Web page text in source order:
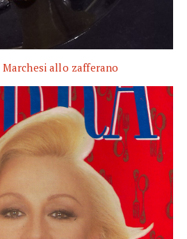
allo zafferano